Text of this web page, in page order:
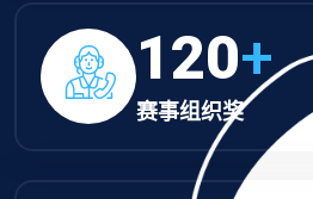
120+
赛事组织奖